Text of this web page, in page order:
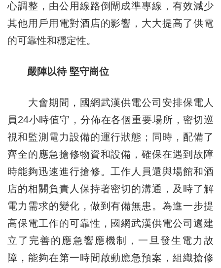
心調整，由公用線路倒閘成準專線，有效減少
其他用戶用電對酒店的影響，大大提高了供電
的可靠性和穩定性。
嚴陣以待 堅守崗位
大會期間，國網武漢供電公司安排保電人
員24小時值守，分佈在各個重要場所，密切巡
視和監測電力設備的運行狀態；同時，配備了
齊全的應急搶修物資和設備，確保在遇到故障
時能夠迅速進行搶修。工作人員還與場館和酒
店的相關負責人保持著密切的溝通，及時了解
電力需求的變化，做到有備無患。為進一步提
高保電工作的可靠性，國網武漢供電公司還建
立了完善的應急響應機制，一旦發生電力故
障，能夠在第一時間啟動應急預案，組織搶修